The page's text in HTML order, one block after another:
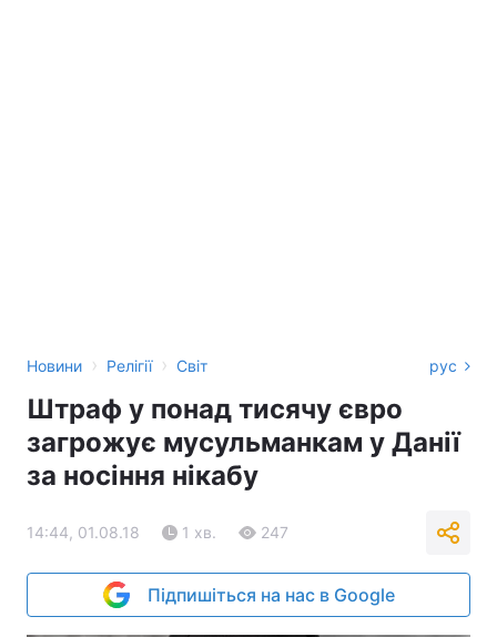
Новини › Релігії › Світ рус
Штраф у понад тисячу євро
загрожує мусульманкам у Данії
за носіння нікабу
14:44, 01.08.18 1 хв. 247
Підпишіться на нас в Google